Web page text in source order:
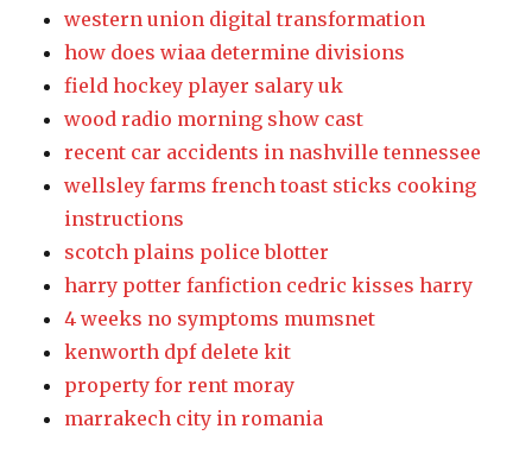
western union digital transformation
how does wiaa determine divisions
field hockey player salary uk
wood radio morning show cast
recent car accidents in nashville tennessee
wellsley farms french toast sticks cooking
instructions
scotch plains police blotter
harry potter fanfiction cedric kisses harry
4 weeks no symptoms mumsnet
kenworth dpf delete kit
property for rent moray
marrakech city in romania